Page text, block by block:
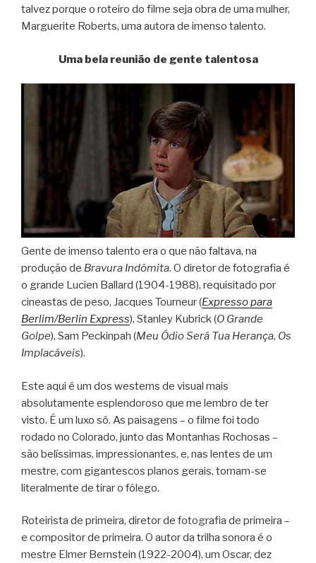
talvez porque o roteiro do filme seja obra de uma mulher,
Marguerite Roberts, uma autora de imenso talento.
Uma bela reunião de gente talentosa
Gente de imenso talento era o que não faltava, na
produção de Bravura Indômita. O diretor de fotografia é
o grande Lucien Ballard (1904-1988), requisitado por
cineastas de peso, Jacques Tourneur (Expresso para
Berlim/Berlin Express), Stanley Kubrick (O Grande
Golpe), Sam Peckinpah (Meu Ódio Será Tua Herança, Os
Implacáveis).
Este aqui é um dos westerns de visual mais
absolutamente esplendoroso que me lembro de ter
visto. É um luxo só. As paisagens – o filme foi todo
rodado no Colorado, junto das Montanhas Rochosas –
são belíssimas, impressionantes, e, nas lentes de um
mestre, com gigantescos planos gerais, tornam-se
literalmente de tirar o fôlego.
Roteirista de primeira, diretor de fotografia de primeira –
e compositor de primeira. O autor da trilha sonora é o
mestre Elmer Bernstein (1922-2004), um Oscar, dez